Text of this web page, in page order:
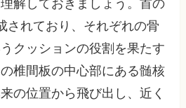
解しておきましょう。首の
されており、それぞれの骨
クッションの役割を果たす
椎間板の中心部にある髄核
の位置から飛び出し、近く